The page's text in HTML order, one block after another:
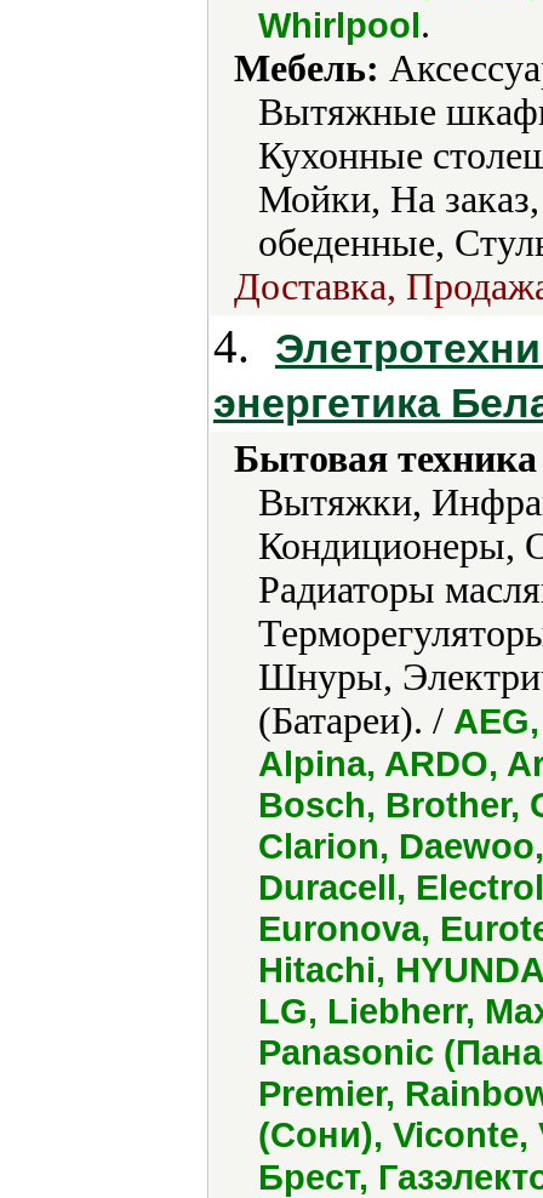
Whirlpool.
Мебель:
Вытяжные
Кухонные
Мойки, На
обеденные,
Доставка,
4.
энергетика
Бытовая
Вытяжки,
Кондиционеры,
Радиаторы
Шнуры,
(Батареи). /
Alpina, ARDO,
Bosch, Brother,
Clarion,
Duracell,
Euronova,
Hitachi,
LG, Liebherr,
Panasonic
Premier,
(Сони), Viconte,
Брест,